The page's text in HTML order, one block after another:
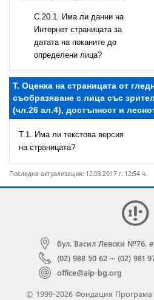
С.20.1. Има ли данни на
Интернет страницата за
датата на поканите до
определени лица?
T. Оценка на страницата от
съобразяване с лица със
(чл.26 ал.4), достъпност и
T.1. Има ли текстова версия
на страницата?
Последна актуализация: 12.03.2017 г. 12:54 ч.
бул. Васил Левски №76,
(02) 988 50 62 ··· (02) 981
office@aip-bg.org
© 1999-2026 Фондация